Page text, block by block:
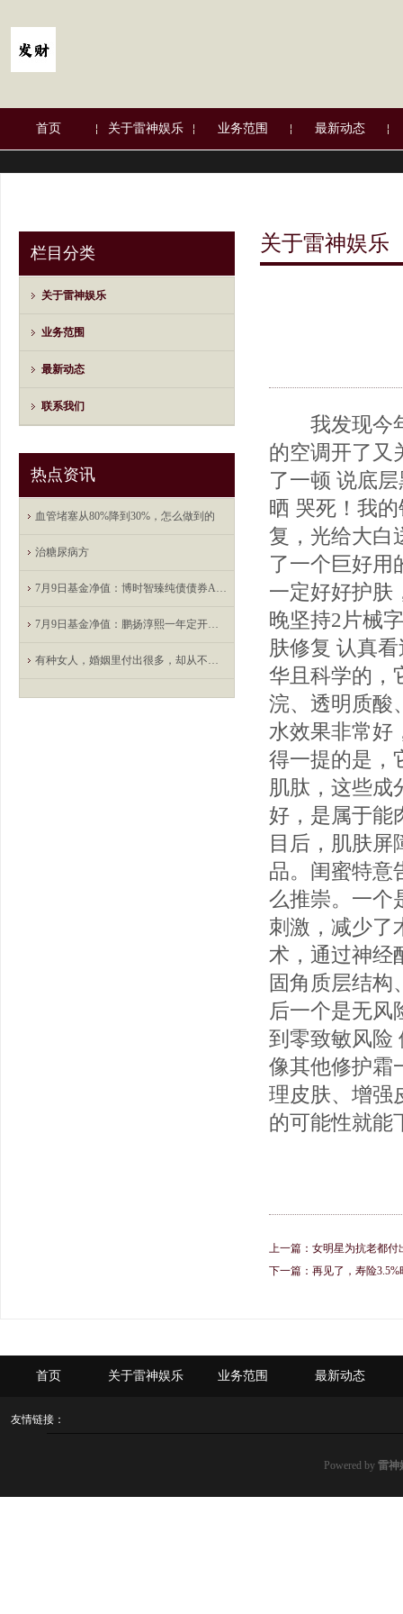
首页 关于雷神娱乐 业务范围 最新动态
栏目分类
关于雷神娱乐
业务范围
最新动态
联系我们
热点资讯
血管堵塞从80%降到30%，怎么做到的
治糖尿病方
7月9日基金净值：博时智臻纯债债券A最新净值1.0712，涨0.02%
7月9日基金净值：鹏扬淳熙一年定开债发起式最新净值1.129
有种女人，婚姻里付出很多，却从不被男人心疼
关于雷神娱乐
我发现今年
的空调开了又
了一顿 说底
晒 哭死！我
复，光给大白
了一个巨好用
一定好好护肤
晚坚持2片械
肤修复 认真
华且科学的，
浣、透明质酸
水效果非常好
得一提的是，
肌肽，这些成
好，是属于能
目后，肌肤
品。闺蜜特意
么推崇。一个
刺激，减少了
术，通过神经
固角质层结构
后一个是无风
到零致敏风险
像其他修护霜
理皮肤、增强
的可能性就能
上一篇： 女明星为抗老都付
下一篇： 再见了，寿险3.5%
首页 关于雷神娱乐 业务范围 最新动态
友情链接：
Powered by 雷神